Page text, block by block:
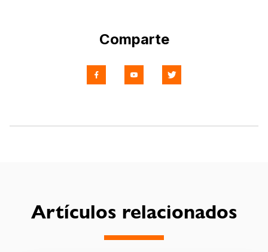
Comparte
Artículos relacionados